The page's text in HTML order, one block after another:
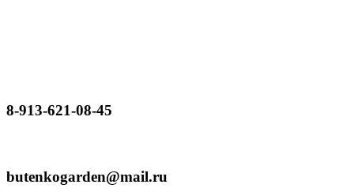
8-913-621-08-45
butenkogarden@mail.ru